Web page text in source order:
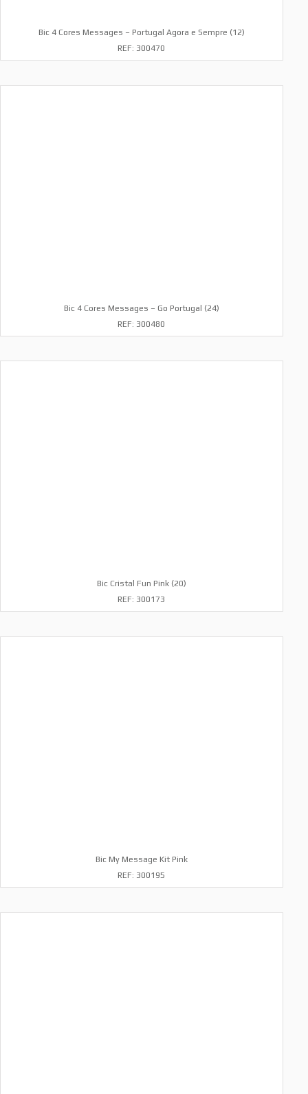
Bic 4 Cores Messages – Portugal Agora e Sempre (12)
REF: 300470
Bic 4 Cores Messages – Go Portugal (24)
REF: 300480
Bic Cristal Fun Pink (20)
REF: 300173
Bic My Message Kit Pink
REF: 300195